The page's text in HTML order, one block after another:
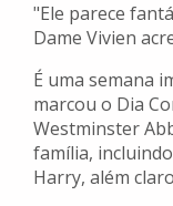
"Ele parece
Dame Vivien
É uma semana
marcou o Dia
Westminster
família,
Harry, além